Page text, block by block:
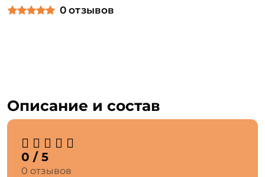
0 отзывов
Описание и состав
0 / 5
0 отзывов